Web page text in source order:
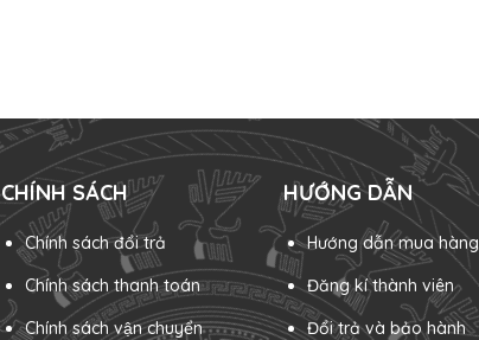
CHÍNH SÁCH
Chính sách đổi trả
Chính sách thanh toán
Chính sách vận chuyển
HƯỚNG DẪN
Hướng dẫn mua hàng
Đăng kí thành viên
Đổi trả và bảo hành